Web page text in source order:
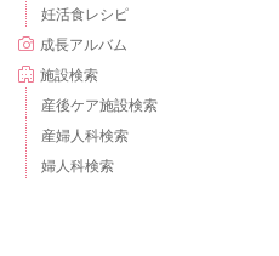
妊活食レシピ
成長アルバム
施設検索
産後ケア施設検索
産婦人科検索
婦人科検索